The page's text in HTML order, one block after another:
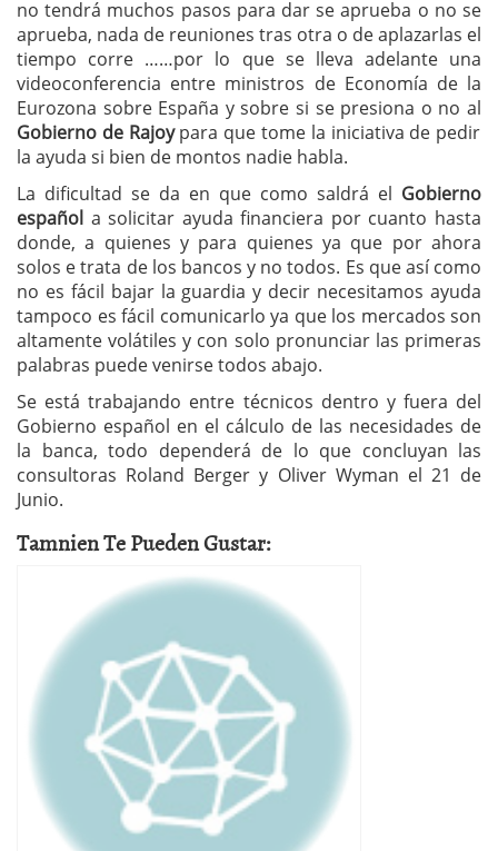
no tendrá muchos pasos para dar se aprueba o no se
aprueba, nada de reuniones tras otra o de aplazarlas el
tiempo corre ……por lo que se lleva adelante una
videoconferencia entre ministros de Economía de la
Eurozona sobre España y sobre si se presiona o no al
Gobierno de Rajoypara que tome la iniciativa de pedir
la ayuda si bien de montos nadie habla.
La dificultad se da en que como saldrá el Gobierno
español a solicitar ayuda financiera por cuanto hasta
donde, a quienes y para quienes ya que por ahora
solos e trata de los bancos y no todos. Es que así como
no es fácil bajar la guardia y decir necesitamos ayuda
tampoco es fácil comunicarlo ya que los mercados son
altamente volátiles y con solo pronunciar las primeras
palabras puede venirse todos abajo.
Se está trabajando entre técnicos dentro y fuera del
Gobierno español en el cálculo de las necesidades de
la banca, todo dependerá de lo que concluyan las
consultoras Roland Berger y Oliver Wyman el 21 de
Junio.
Tamnien Te Pueden Gustar: